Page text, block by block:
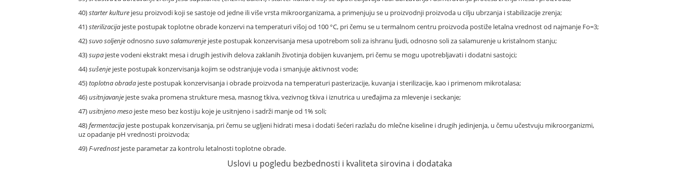
40)starter kulture jesu proizvodi koji se sastoje od jedne ili više vrsta mikroorganizama, a primenjuju se u proizvodnji proizvoda u cilju ubrzanja i stabilizacije zrenja;
41)sterilizacija jeste postupak toplotne obrade konzervi na temperaturi višoj od 100 °C, pri čemu se u termalnom centru proizvoda postiže letalna vrednost od najmanje Fo=3;
42)suvo soljenjeodnosno suvo salamurenje jeste postupak konzervisanja mesa upotrebom soli za ishranu ljudi, odnosno soli za salamurenje u kristalnom stanju;
43)supa jeste vodeni ekstrakt mesa i drugih jestivih delova zaklanih životinja dobijen kuvanjem, pri čemu se mogu upotrebljavati i dodatni sastojci;
44)sušenje jeste postupak konzervisanja kojim se odstranjuje voda i smanjuje aktivnost vode;
45)toplotna obrada jeste postupak konzervisanja i obrade proizvoda na temperaturi pasterizacije, kuvanja i sterilizacije, kao i primenom mikrotalasa;
46)usitnjavanje jeste svaka promena strukture mesa, masnog tkiva, vezivnog tkiva i iznutrica u uređajima za mlevenje i seckanje;
47)usitnjeno meso jeste meso bez kostiju koje je usitnjeno i sadrži manje od 1% soli;
48)fermentacija jeste postupak konzervisanja, pri čemu se ugljeni hidrati mesa i dodati šećeri razlažu do mlečne kiseline i drugih jedinjenja, u čemu učestvuju mikroorganizmi,
uz opadanje pH vrednosti proizvoda;
49)F-vrednostjeste parametar za kontrolu letalnosti toplotne obrade.
Uslovi u pogledu bezbednosti i kvaliteta sirovina i dodataka